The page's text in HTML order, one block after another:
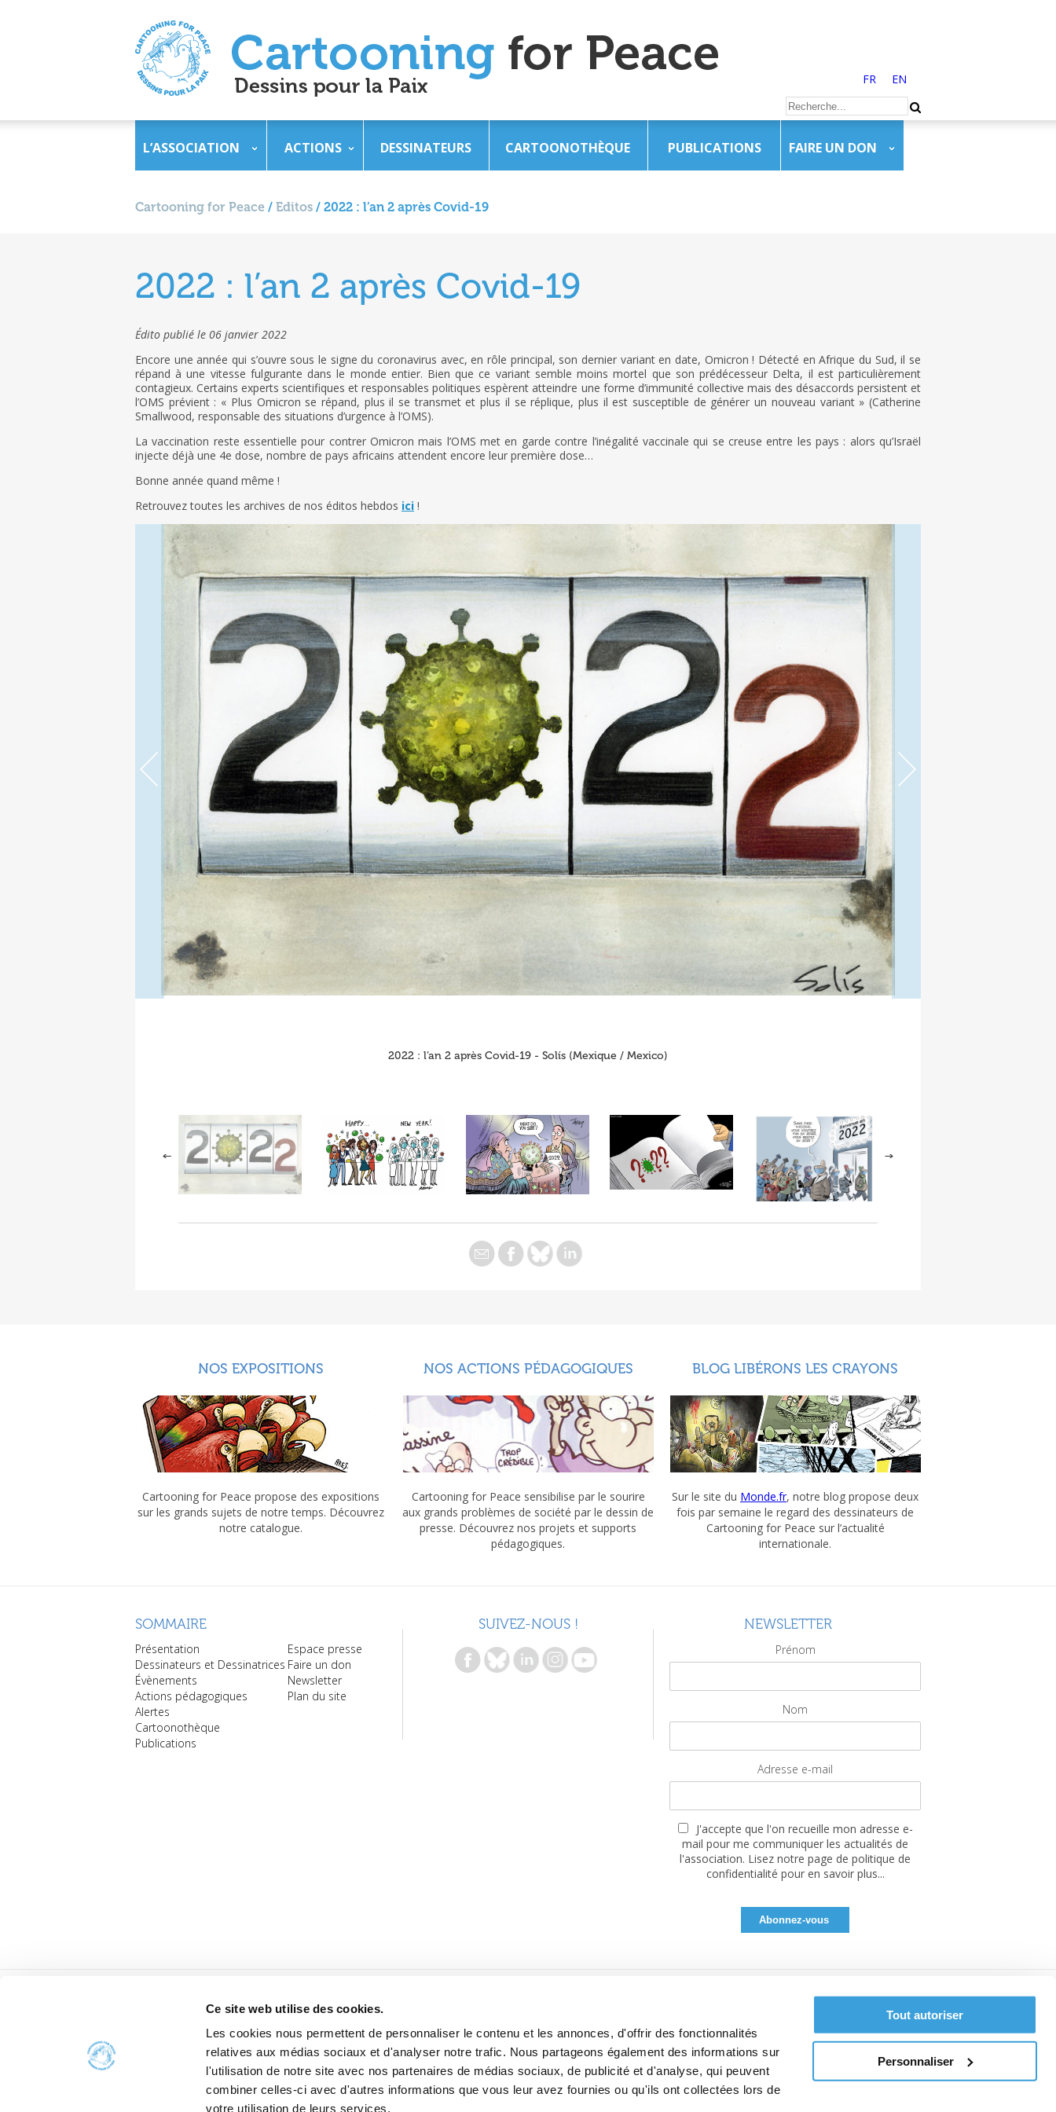
Ce site web utilise des cookies.
Les cookies nous permettent de personnaliser le contenu et les annonces, d'offrir des fonctionnalités
relatives aux médias sociaux et d'analyser notre trafic. Nous partageons également des informations sur
l'utilisation de notre site avec nos partenaires de médias sociaux, de publicité et d'analyse, qui peuvent
combiner celles-ci avec d'autres informations que vous leur avez fournies ou qu'ils ont collectées lors de
votre utilisation de leurs services.
Tout autoriser
Personnaliser
FR EN
L’ASSOCIATION ACTIONS DESSINATEURS CARTOONOTHÈQUE PUBLICATIONS FAIRE UN DON
Cartooning for Peace / Editos / 2022 : l’an 2 après Covid-19
2022 : l’an 2 après Covid-19
Édito publié le 06 janvier 2022
Encore une année qui s’ouvre sous le signe du coronavirus avec, en rôle principal, son dernier variant en date, Omicron ! Détecté en Afrique du Sud, il se
répand à une vitesse fulgurante dans le monde entier. Bien que ce variant semble moins mortel que son prédécesseur Delta, il est particulièrement
contagieux. Certains experts scientifiques et responsables politiques espèrent atteindre une forme d’immunité collective mais des désaccords persistent et
l’OMS prévient : « Plus Omicron se répand, plus il se transmet et plus il se réplique, plus il est susceptible de générer un nouveau variant » (Catherine
Smallwood, responsable des situations d’urgence à l’OMS).
La vaccination reste essentielle pour contrer Omicron mais l’OMS met en garde contre l’inégalité vaccinale qui se creuse entre les pays : alors qu’Israël
injecte déjà une 4e dose, nombre de pays africains attendent encore leur première dose…
Bonne année quand même !
Retrouvez toutes les archives de nos éditos hebdos ici !
2022 : l’an 2 après Covid-19 - Solís (Mexique / Mexico)
NOS EXPOSITIONS
Cartooning for Peace propose des expositions
sur les grands sujets de notre temps. Découvrez
notre catalogue.
NOS ACTIONS PÉDAGOGIQUES
Cartooning for Peace sensibilise par le sourire
aux grands problèmes de société par le dessin de
presse. Découvrez nos projets et supports
pédagogiques.
BLOG LIBÉRONS LES CRAYONS
Sur le site du Monde.fr, notre blog propose deux
fois par semaine le regard des dessinateurs de
Cartooning for Peace sur l’actualité
internationale.
SOMMAIRE
Présentation
Dessinateurs et Dessinatrices
Évènements
Actions pédagogiques
Alertes
Cartoonothèque
Publications
Espace presse
Faire un don
Newsletter
Plan du site
SUIVEZ-NOUS ! NEWSLETTER
Prénom
Nom
Adresse e-mail
J'accepte que l'on recueille mon adresse e-
mail pour me communiquer les actualités de
l'association. Lisez notre page de politique de
confidentialité pour en savoir plus...
Site réalisé avec le soutien de la MGEN, Mutuelle Santé Prévoyance